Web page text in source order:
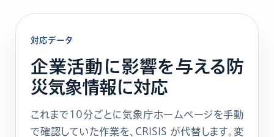
対応データ
企業活動に影響を与える 防
災気象情報に対応
これまで10分ごとに気象庁ホームページを手動
で確認していた作業を、CRISIS が代替します。変